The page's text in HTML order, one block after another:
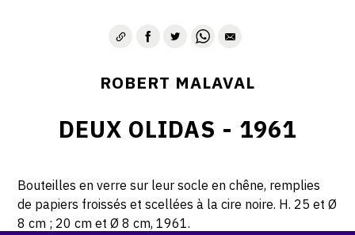
ROBERT MALAVAL
DEUX OLIDAS - 1961
Bouteilles en verre sur leur socle en chêne, remplies
de papiers froissés et scellées à la cire noire. H. 25 et Ø
8 cm ; 20 cm et Ø 8 cm, 1961.